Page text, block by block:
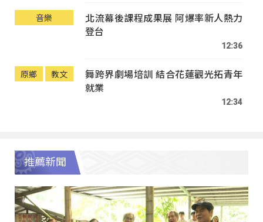
音樂
北流幕後課程成果展 阿爆率新人熱力
登台
12:36
原鄉 教文
舞跨界劇場培訓 結合花蓮觀光拓青年
就業
12:34
推薦新聞